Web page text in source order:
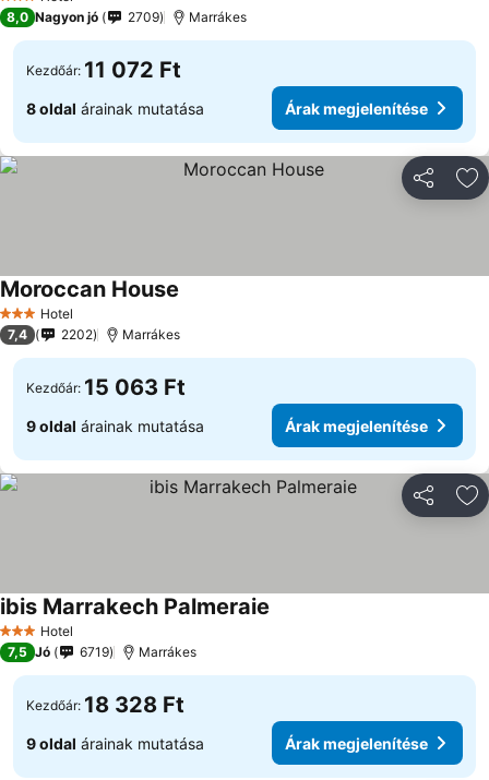
3 Kategória
8,0 Nagyon jó 2709 Marrákes
Kezdőár: 11 072 Ft
8 oldal árainak mutatása Árak megjelenítése
3 Kategória
Hotel
Moroccan House
7,4 2202 Marrákes
Kezdőár: 15 063 Ft
9 oldal árainak mutatása Árak megjelenítése
3 Kategória
Hotel
ibis Marrakech Palmeraie
7,5 Jó 6719 Marrákes
Kezdőár: 18 328 Ft
9 oldal árainak mutatása Árak megjelenítése